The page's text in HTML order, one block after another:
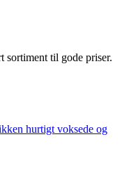
sortiment til gode priser.
hurtigt voksede og